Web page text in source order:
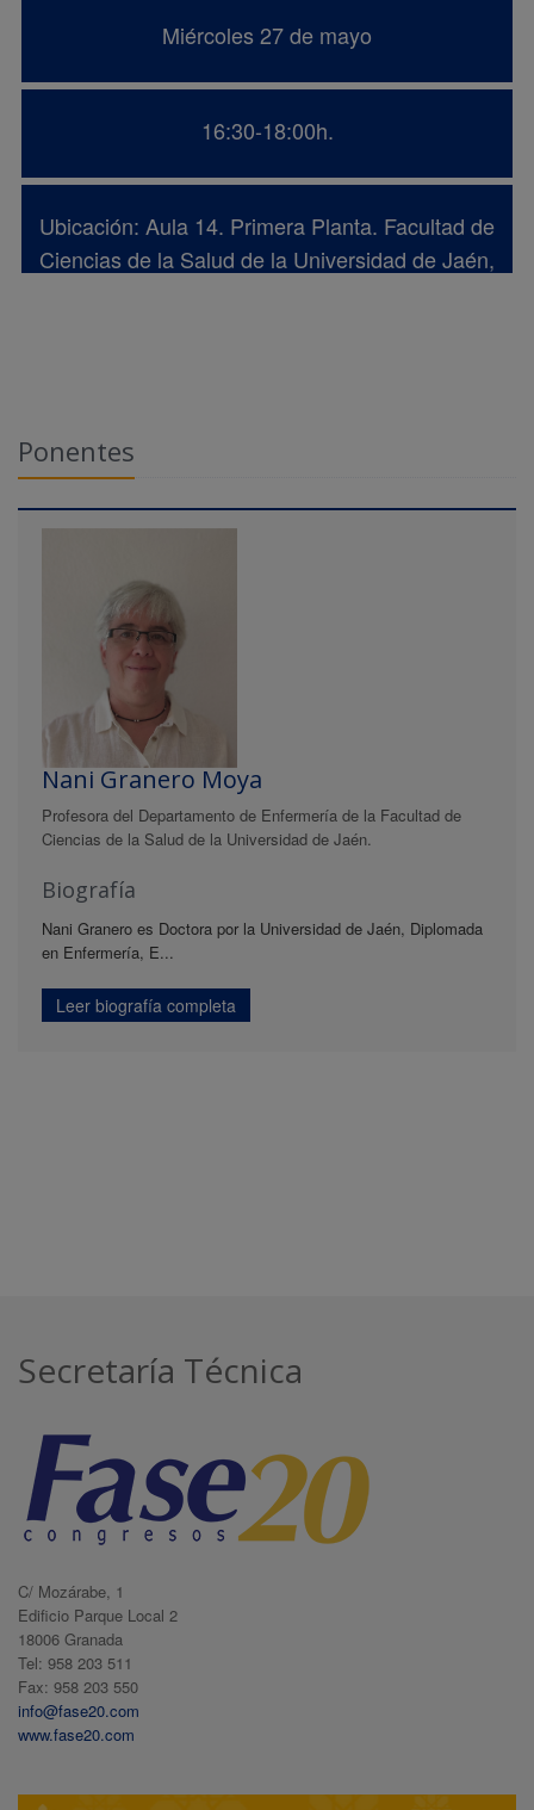
Miércoles 27 de mayo
16:30-18:00h.
Ubicación: Aula 14. Primera Planta. Facultad de
Ciencias de la Salud de la Universidad de Jaén,
Ponentes
Nani Granero Moya
Profesora del Departamento de Enfermería de la Facultad de
Ciencias de la Salud de la Universidad de Jaén.
Biografía
Nani Granero es Doctora por la Universidad de Jaén, Diplomada
en Enfermería, E...
Leer biografía completa
Secretaría Técnica
C/ Mozárabe, 1
Edificio Parque Local 2
18006 Granada
Tel: 958 203 511
Fax: 958 203 550
info@fase20.com
www.fase20.com